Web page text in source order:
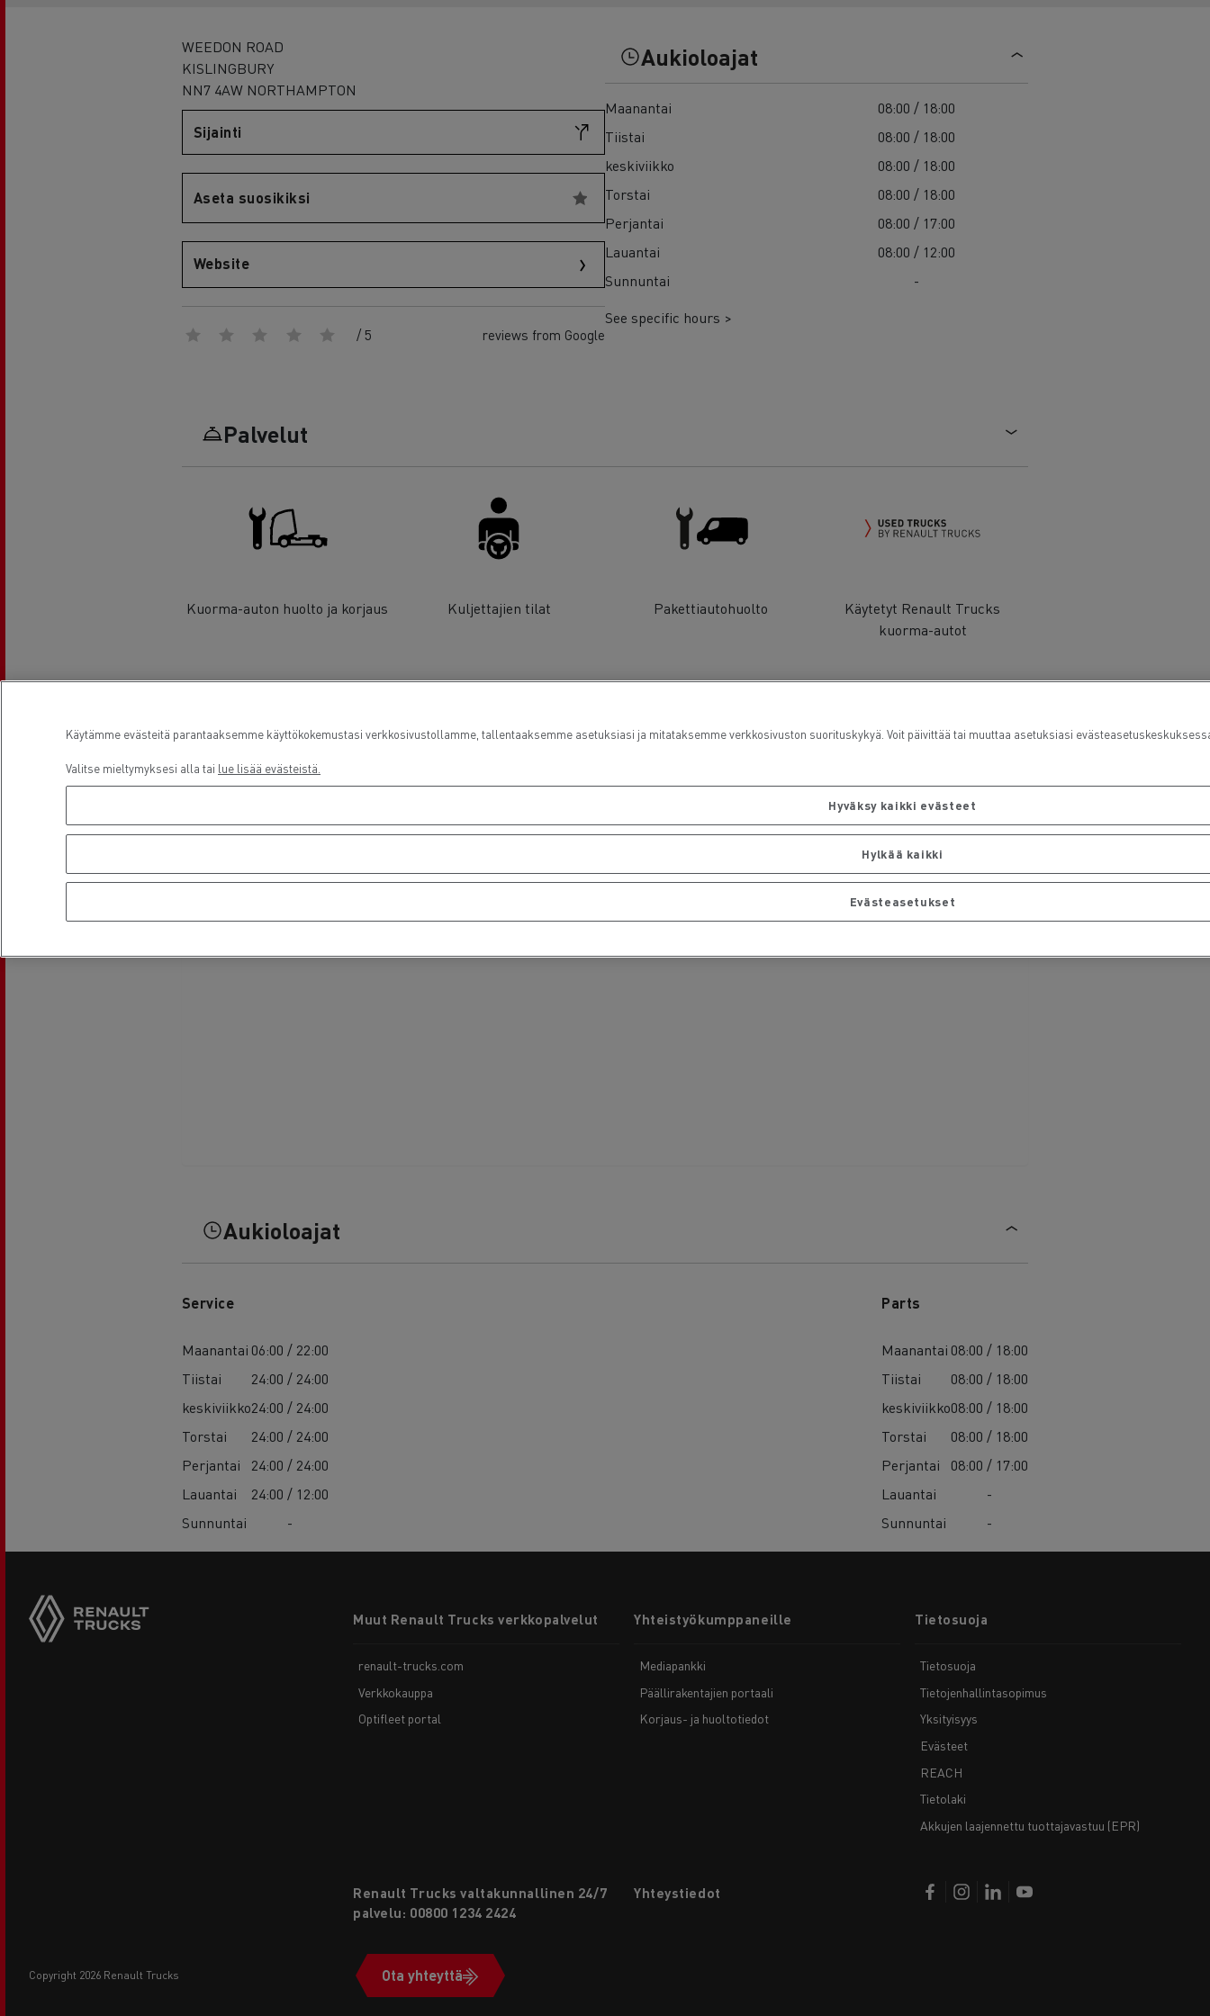
Toimitusta varten
WEEDON ROAD
KISLINGBURY
NN7 4AW NORTHAMPTON
Sijainti
Aseta suosikiksi
Website
/ 5 reviews from Google
Aukioloajat
Maanantai
08:00 / 18:00
Tiistai
08:00 / 18:00
keskiviikko
08:00 / 18:00
Torstai
08:00 / 18:00
Perjantai
08:00 / 17:00
Lauantai
08:00 / 12:00
Sunnuntai
-
See specific hours >
Palvelut
Kuorma-auton huolto ja korjaus Kuljettajien tilat Pakettiautohuolto
Käytetyt Renault Trucks
kuorma-autot
Aukioloajat
Service
Maanantai 06:00 / 22:00
Tiistai
24:00 / 24:00
keskiviikko24:00 / 24:00
Torstai
24:00 / 24:00
Perjantai
24:00 / 24:00
Lauantai
24:00 / 12:00
Sunnuntai
-
Parts
Maanantai 08:00 / 18:00
Tiistai
08:00 / 18:00
keskiviikko08:00 / 18:00
Torstai
08:00 / 18:00
Perjantai
08:00 / 17:00
Lauantai
-
Sunnuntai
-
copyright 2026 Renault Trucks
menuMuut Renault Trucks verkkopalvelut
renault-trucks.com
Verkkokauppa
Optifleet portal
Yhteistyökumppaneille
Mediapankki
Päällirakentajien portaali
Korjaus- ja huoltotiedot
Tietosuoja
Tietosuoja
Tietojenhallintasopimus
Yksityisyys
Evästeet
REACH
Tietolaki
Akkujen laajennettu tuottajavastuu (EPR)
Renault Trucks valtakunnallinen 24/7
palvelu: 00800 1234 2424
Yhteystiedot
Ota yhteyttä
Käytämme evästeitä parantaaksemme käyttökokemustasi verkkosivustollamme, tallentaaksemme asetuksiasi ja mitataksemme verkkosivuston suorituskykyä. Voit päivittää tai muuttaa asetuksiasi
Valitse mieltymyksesi alla tai lue lisää evästeistä.
Hyväksy kaikki evästeet
Hylkää kaikki
Evästeasetukset